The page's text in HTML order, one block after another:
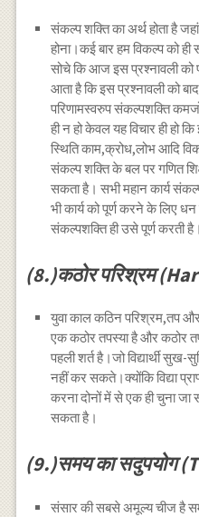
संकल्प शक्ति का अर्थ होता है
होना।कई बार हम विकल्प को
सोचे कि आज इस प्रश्नावली को
आता है कि इस प्रश्नावली को
परिणामस्वरुप संकल्पशक्ति
ही न हो केवल यह विचार ही हो
स्थिति काम,क्रोध,लोभ आदि
संकल्प शक्ति के बल पर गणित
सकता है। सभी महान कार्य
भी कार्य को पूर्ण करने के लिए
संकल्पशक्ति ही उसे पूर्ण करती है।
(8.)कठोर परिश्रम
युवा काल कठिन परिश्रम,तप और
एक कठोर तपस्या है और कठोर
पहली शर्त है।जो विद्यार्थी सुख-
नहीं कर सकते।क्योंकि विद्या
करना दोनों में से एक ही चुना जा
सकता है।
(9.)समय का सदुपयोग
संसार की सबसे अमूल्य चीज है